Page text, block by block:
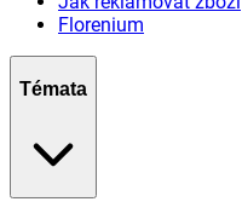
Florenium
Témata